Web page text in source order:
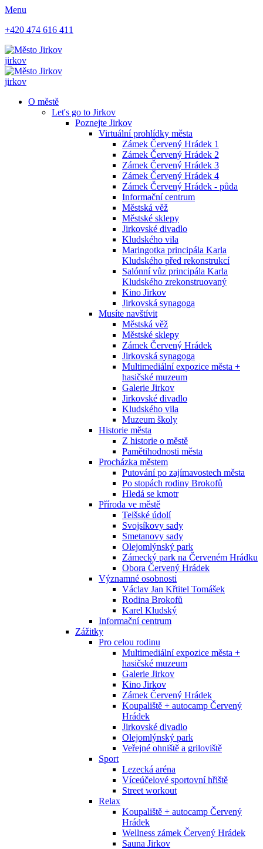
Menu
+420 474 616 411
jirkov
jirkov
O městě
Let's go to Jirkov
Poznejte Jirkov
Virtuální prohlídky města
Zámek Červený Hrádek 1
Zámek Červený Hrádek 2
Zámek Červený Hrádek 3
Zámek Červený Hrádek 4
Zámek Červený Hrádek - půda
Informační centrum
Městská věž
Městské sklepy
Jirkovské divadlo
Kludského vila
Maringotka principála Karla
Kludského před rekonstrukcí
Salónní vůz principála Karla
Kludského zrekonstruovaný
Kino Jirkov
Jirkovská synagoga
Musíte navštívit
Městská věž
Městské sklepy
Zámek Červený Hrádek
Jirkovská synagoga
Multimediální expozice města +
hasičské muzeum
Galerie Jirkov
Jirkovské divadlo
Kludského vila
Muzeum školy
Historie města
Z historie o městě
Pamětihodnosti města
Procházka městem
Putování po zajímavostech města
Po stopách rodiny Brokofů
Hledá se kmotr
Příroda ve městě
Telšské údolí
Svojsíkovy sady
Smetanovy sady
Olejomlýnský park
Zámecký park na Červeném Hrádku
Obora Červený Hrádek
Významné osobnosti
Václav Jan Křtitel Tomášek
Rodina Brokofů
Karel Kludský
Informační centrum
Zážitky
Pro celou rodinu
Multimediální expozice města +
hasičské muzeum
Galerie Jirkov
Kino Jirkov
Zámek Červený Hrádek
Koupaliště + autocamp Červený
Hrádek
Jirkovské divadlo
Olejomlýnský park
Veřejné ohniště a griloviště
Sport
Lezecká aréna
Víceúčelové sportovní hřiště
Street workout
Relax
Koupaliště + autocamp Červený
Hrádek
Wellness zámek Červený Hrádek
Sauna Jirkov